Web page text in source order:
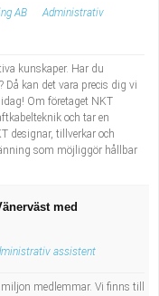
AB
Administrativ
kunskaper. Har du
Då kan det vara precis dig vi
Om företaget NKT
och tar en
designar, tillverkar och
som möjliggör hållbar
med
assistent
medlemmar. Vi finns till